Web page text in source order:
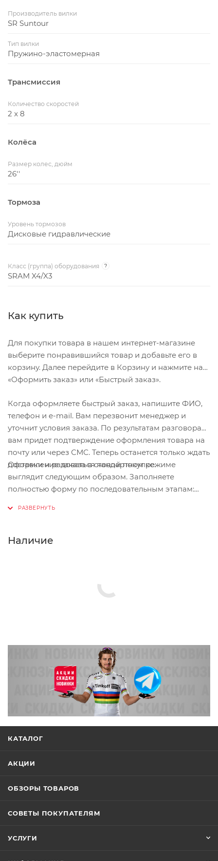
Производитель вилки
SR Suntour
Тип вилки
Пружино-эластомерная
Трансмиссия
Количество скоростей
2 x 8
Колёса
Размер колес, дюйм
26''
Тормоза
Уровень тормозов
Дисковые гидравлические
Класс (группа) оборудования ?
SRAM X4/X3
Как купить
Для покупки товара в нашем интернет-магазине
выберите понравившийся товар и добавьте его в
корзину. Далее перейдите в Корзину и нажмите на
«Оформить заказ» или «Быстрый заказ».
Когда оформляете быстрый заказ, напишите ФИО,
телефон и e-mail. Вам перезвонит менеджер и
уточнит условия заказа. По результатам разговора
вам придет подтверждение оформления товара на
почту или через СМС. Теперь останется только ждать
доставки и радоваться новой покупке.
Оформление заказа в стандартном режиме
выглядит следующим образом. Заполняете
полностью форму по последовательным этапам:
Нажмите кнопку «Оформить заказ».
Наличие
КАТАЛОГ
АКЦИИ
ОБЗОРЫ ТОВАРОВ
СОВЕТЫ ПОКУПАТЕЛЯМ
УСЛУГИ